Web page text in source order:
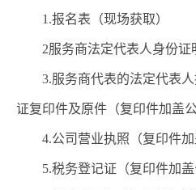
1.报名表 （现场获取）
2服务商法定代表人身份证
3.服务商代表的法定代表
证复印件及原件 （复印件加盖
4.公司营业执照（复印件
5.税务登记证（复印件加